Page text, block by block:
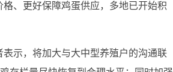
、更好保障鸡蛋供应，多地已开始积
示，将加大与大中型养殖户的沟通联